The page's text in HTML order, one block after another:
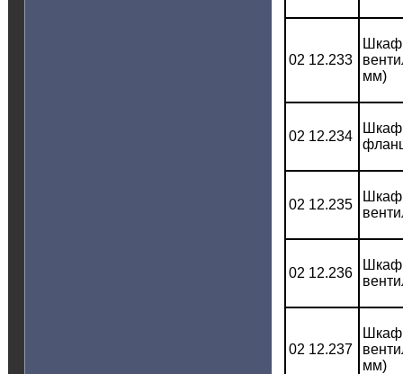
02 12.233
Шкаф
мм)
02 12.234
Шкаф
02 12.235
Шкаф
02 12.236
Шкаф
02 12.237
Шкаф
мм)